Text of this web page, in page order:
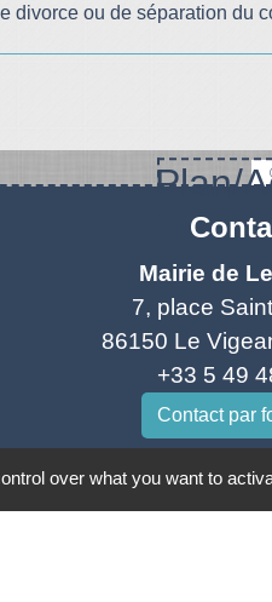
divorce ou de séparation du
Plan/
Mairie de
7, place
86150 Le
+33 5 49
Contact par
over what you want to